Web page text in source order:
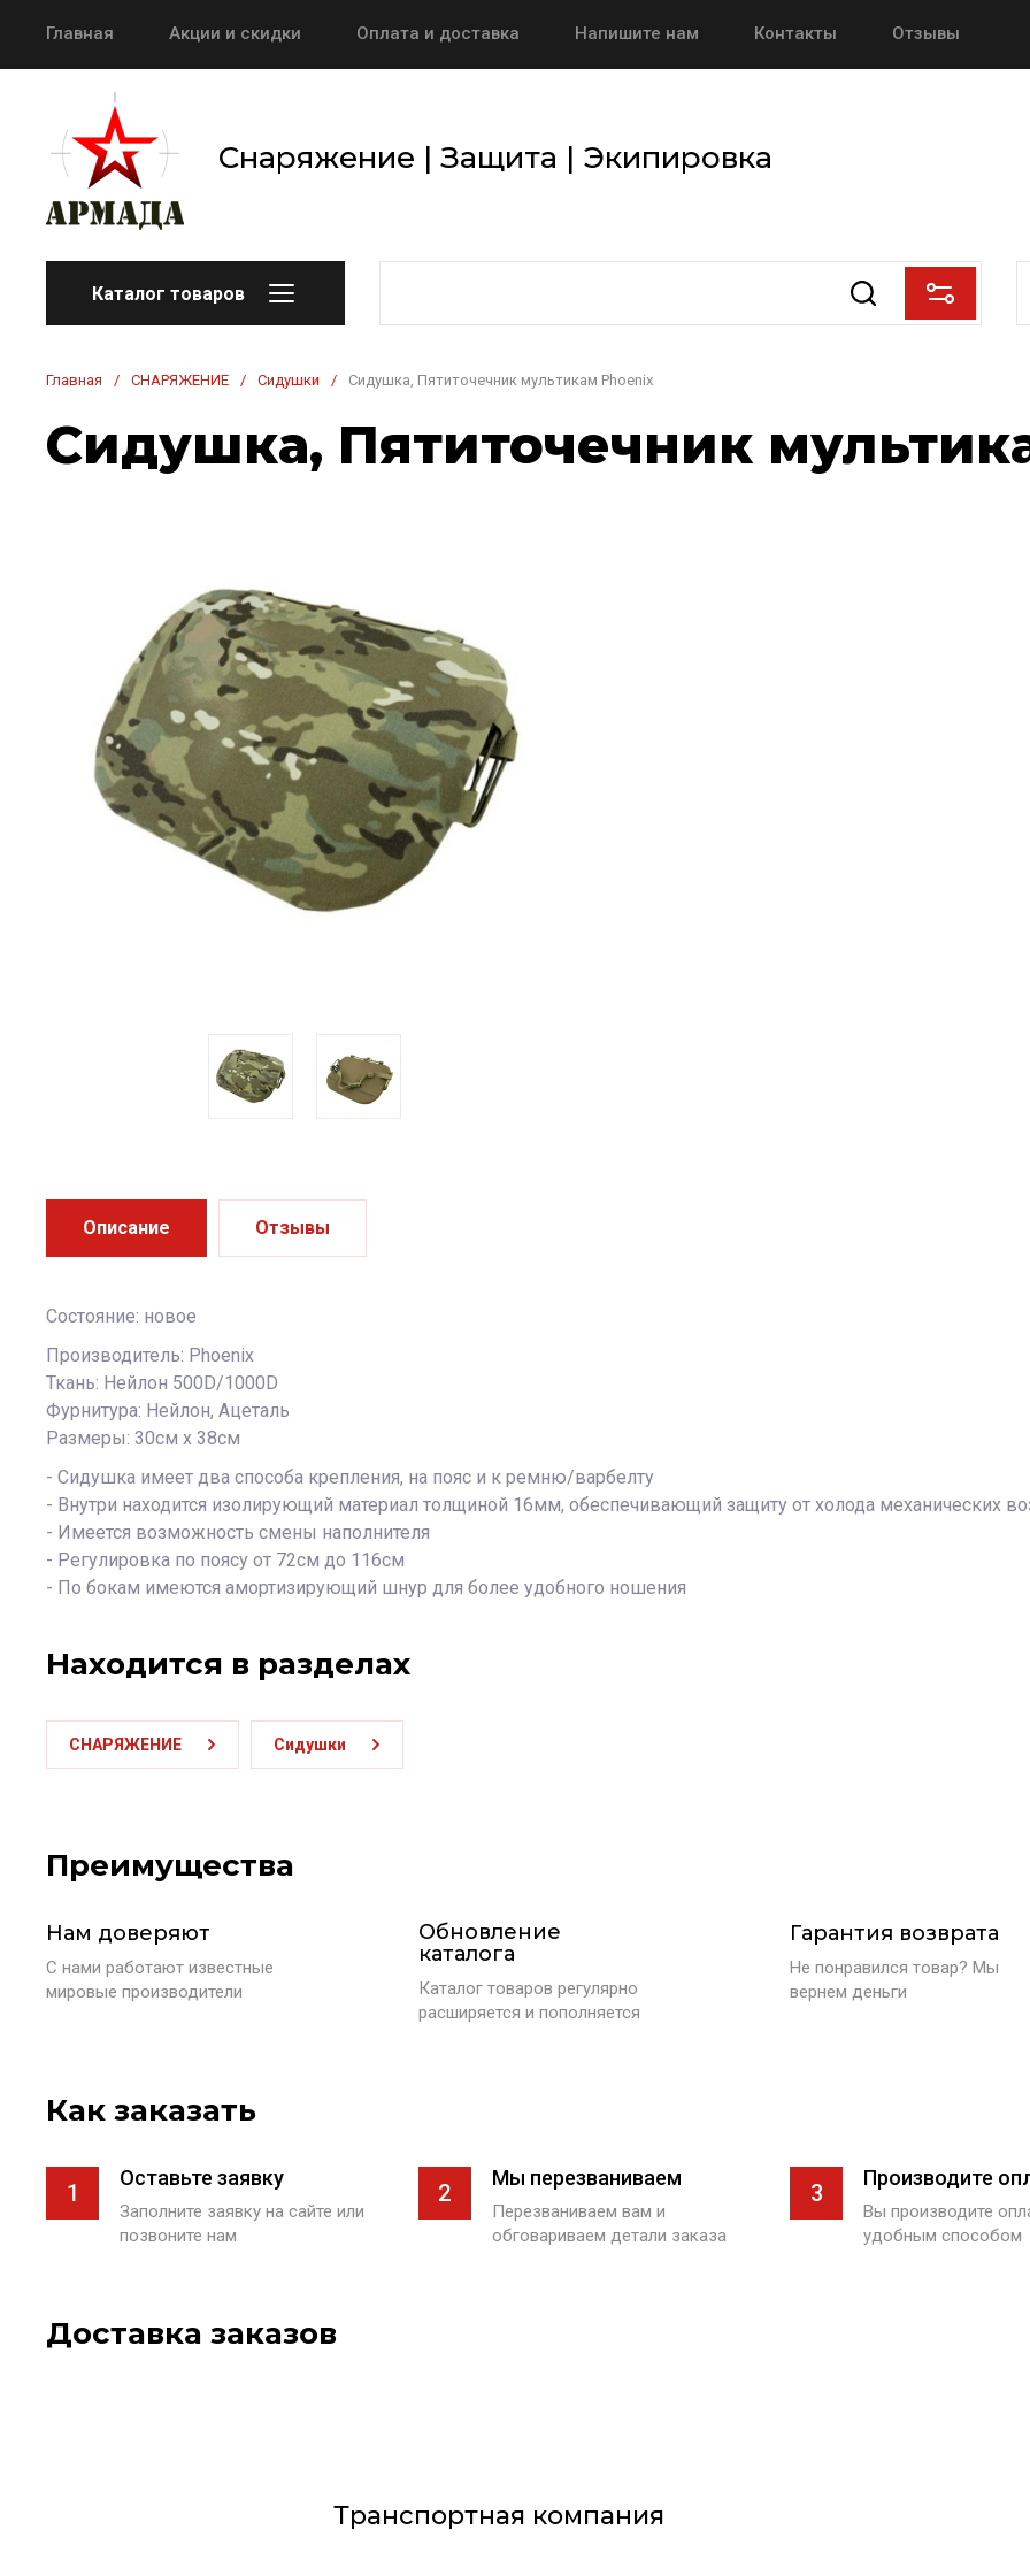
Главная Акции и скидки Оплата и доставка Напишите нам Контакты Отзывы
Снаряжение | Защита | Экипировка
Каталог товаров
Главная / СНАРЯЖЕНИЕ / Сидушки / Сидушка, Пятиточечник мультикам Phoenix
Сидушка, Пятиточечник
Описание Отзывы
Состояние: новое
Производитель: Phoenix
Ткань: Нейлон 500D/1000D
Фурнитура: Нейлон, Ацеталь
Размеры: 30см х 38см
- Сидушка имеет два способа крепления, на пояс и к ремню/варбелту
- Внутри находится изолирующий материал толщиной 16мм, обеспечивающий защиту от холода механических
- Имеется возможность смены наполнителя
- Регулировка по поясу от 72см до 116см
- По бокам имеются амортизирующий шнур для более удобного ношения
Находится в разделах
СНАРЯЖЕНИЕ Сидушки
Преимущества
Нам доверяют
С нами работают известные
мировые производители
Обновление
каталога
Каталог товаров регулярно
расширяется и пополняется
Гарантия возврата
Не понравился товар? Мы
вернем деньги
Как заказать
1
Оставьте заявку
Заполните заявку на сайте или
позвоните нам
2
Мы перезваниваем
Перезваниваем вам и
обговариваем детали заказа
3
Производите
Вы производите
удобным способом
Доставка заказов
Транспортная компания